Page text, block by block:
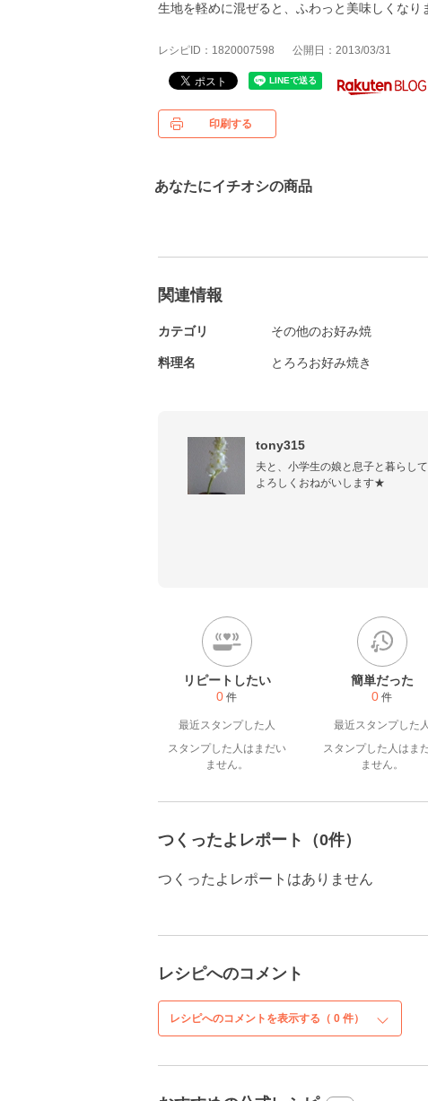
生地を軽めに混ぜると、ふわっと美味しくなり
レシピID：1820007598 公開日：2013/03/31
印刷する
あなたにイチオシの商品
関連情報
カテゴリ その他のお好み焼
料理名 とろろお好み焼き
tony315
夫と、小学生の娘と息子と暮らして
よろしくおねがいします★
リピートしたい
0 件
最近スタンプした人
スタンプした人はまだい
ません。
簡単だった
0 件
最近スタンプした人
スタンプした人はま
ません。
つくったよレポート（0件）
つくったよレポートはありません
レシピへのコメント
レシピへのコメントを表示する（ 0 件）